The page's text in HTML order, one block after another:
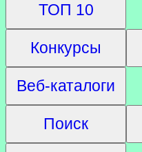
ТОП 10
Конкурсы
Веб-каталоги
Поиск